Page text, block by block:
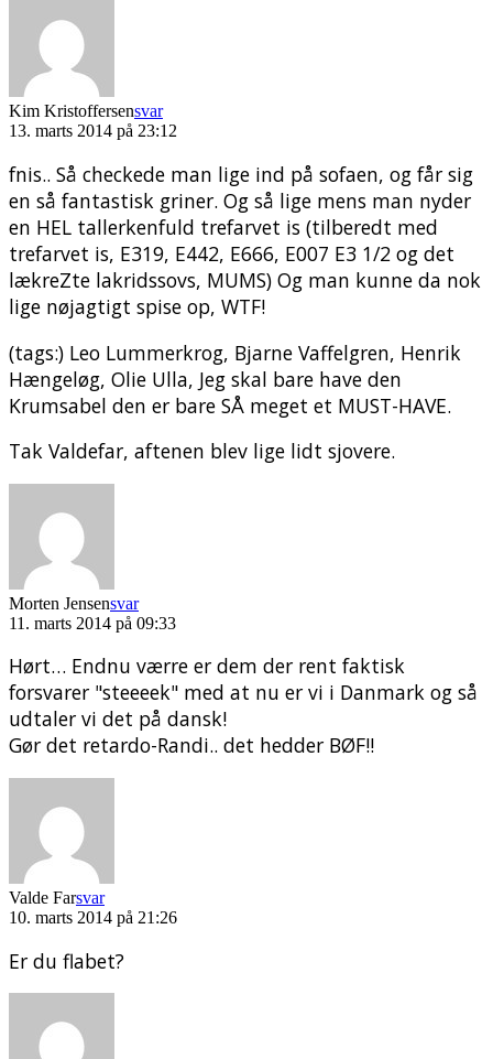
Kim Kristoffersensvar
13. marts 2014 på 23:12
fnis.. Så checkede man lige ind på sofaen, og får sig
en så fantastisk griner. Og så lige mens man nyder
en HEL tallerkenfuld trefarvet is (tilberedt med
trefarvet is, E319, E442, E666, E007 E3 1/2 og det
lækreZte lakridssovs, MUMS) Og man kunne da nok
lige nøjagtigt spise op, WTF!
(tags:) Leo Lummerkrog, Bjarne Vaffelgren, Henrik
Hængeløg, Olie Ulla, Jeg skal bare have den
Krumsabel den er bare SÅ meget et MUST-HAVE.
Tak Valdefar, aftenen blev lige lidt sjovere.
Morten Jensensvar
11. marts 2014 på 09:33
Hørt… Endnu værre er dem der rent faktisk
forsvarer "steeeek" med at nu er vi i Danmark og så
udtaler vi det på dansk!
Gør det retardo-Randi.. det hedder BØF!!
Valde Farsvar
10. marts 2014 på 21:26
Er du flabet?